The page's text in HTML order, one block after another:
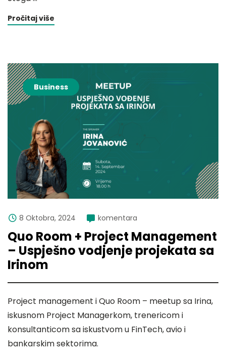
Pročitaj više
Business
8 Oktobra, 2024 komentara
Quo Room + Project Management
– Uspješno vodjenje projekata sa
Irinom
Project management i Quo Room – meetup sa Irina,
iskusnom Project Managerkom, trenericom i
konsultanticom sa iskustvom u FinTech, avio i
bankarskim sektorima.